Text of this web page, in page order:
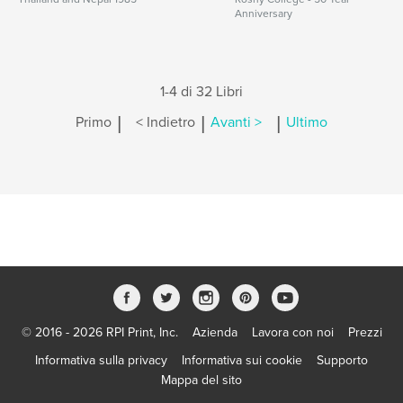
Anniversary
1-4 di 32 Libri
Primo | < Indietro | Avanti > | Ultimo
© 2016 - 2026 RPI Print, Inc. Azienda Lavora con noi
Prezzi
Informativa sulla privacy
Informativa sui cookie
Supporto
Mappa del sito